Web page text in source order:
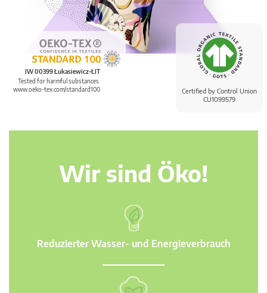
Certified by Control Union
CU1099579
IW 00399 Łukasiewicz-ŁIT
Tested for harmful substances.
www.oeko-tex.com/standard100
Wir sind Öko!
Reduzierter Wasser- und Energieverbrauch